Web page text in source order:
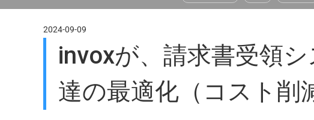
2024-09-09
invoxが、請求書受領
達の最適化（コスト削